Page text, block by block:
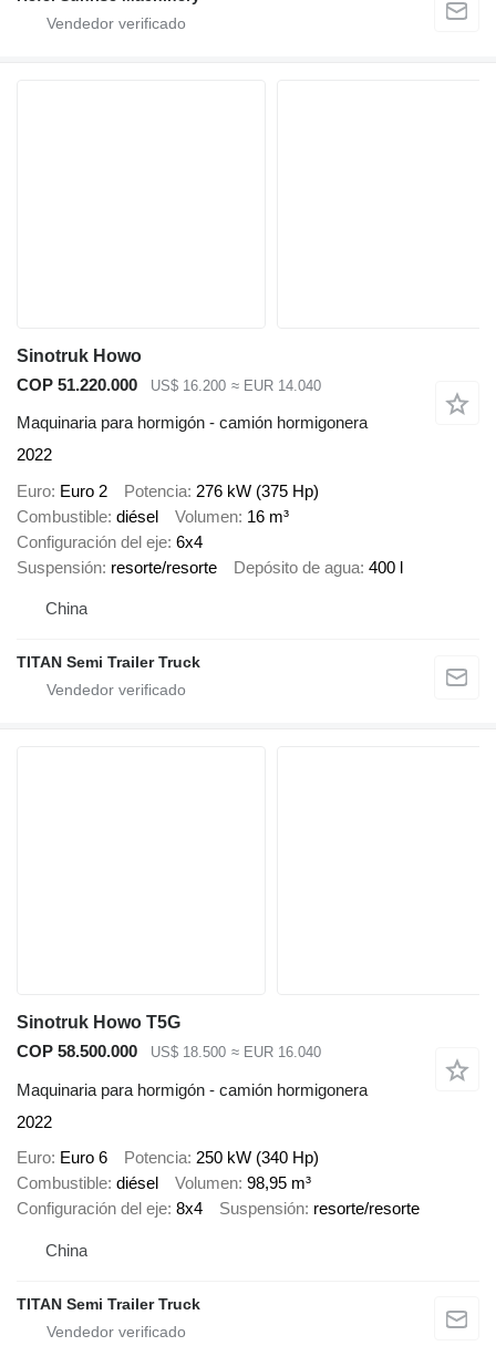
Sinotruk Howo
COP 51.220.000
US$ 16.200 ≈ EUR 14.040
Maquinaria para hormigón - camión hormigonera
2022
Euro Euro 2 Potencia 276 kW (375 Hp)
Combustible diésel Volumen 16 m³
Configuración del eje 6x4
Suspensión resorte/resorte Depósito de agua 400 l
China
TITAN Semi Trailer Truck
Sinotruk Howo T5G
COP 58.500.000
US$ 18.500 ≈ EUR 16.040
Maquinaria para hormigón - camión hormigonera
2022
Euro Euro 6 Potencia 250 kW (340 Hp)
Combustible diésel Volumen 98,95 m³
Configuración del eje 8x4 Suspensión resorte/resorte
China
TITAN Semi Trailer Truck